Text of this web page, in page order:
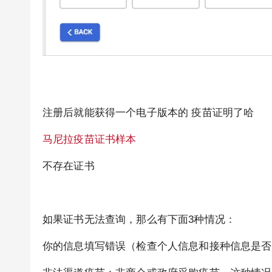
注册后就能获得一个电子版本的 疫苗证明了哈
马尼拉疫苗证书样本
不存在证书
如果证书无法查询，那么有下面3种情况：
你的信息填写错误（检查个人信息和接种信息是